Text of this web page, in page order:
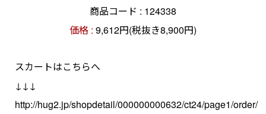
商品コード : 124338
価格 : 9,612円(税抜き8,900円)
スカートはこちらへ
↓↓↓
http://hug2.jp/shopdetail/000000000632/ct24/page1/order/